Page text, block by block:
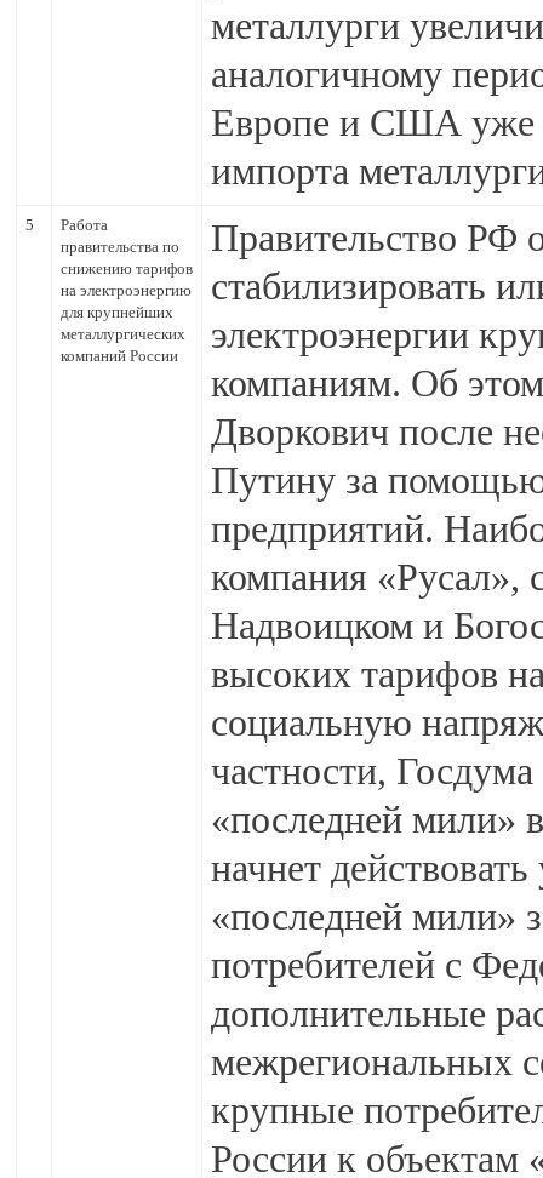
металлурги
аналогичному
Европе и США уже
импорта
5
Работа
правительства по
снижению тарифов
на электроэнергию
для крупнейших
металлургических
компаний России
Правительство РФ
стабилизировать
электроэнергии
компаниям. Об
Дворкович после
Путину за помощью
предприятий.
компания «Русал»,
Надвоицком и
высоких тарифов
социальную
частности,
«последней мили»
начнет
«последней мили»
потребителей с
дополнительные
межрегиональных
крупные
России к объектам